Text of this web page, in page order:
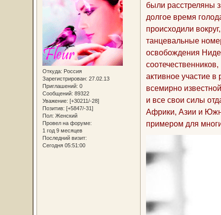
Откуда: Россия
Зарегистрирован: 27.02.13
Приглашений: 0
Сообщений: 89322
Уважение: [+30211/-28]
Позитив: [+5847/-31]
Пол: Женский
Провел на форуме:
1 год 9 месяцев
Последний визит:
Сегодня 05:51:00
были расстреляны
долгое время
происходили
танцевальные
освобождения
активное участие
всемирно
и все свои силы
Африки, Азии и
примером для